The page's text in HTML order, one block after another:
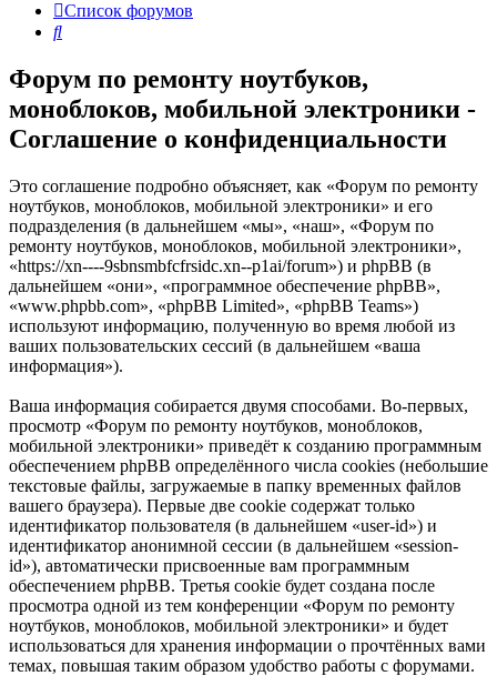
Список форумов
Поиск
Форум по ремонту ноутбуков,
моноблоков, мобильной электроники -
Соглашение о конфиденциальности
Это соглашение подробно объясняет, как «Форум по ремонту
ноутбуков, моноблоков, мобильной электроники» и его
подразделения (в дальнейшем «мы», «наш», «Форум по
ремонту ноутбуков, моноблоков, мобильной электроники»,
«https://xn----9sbnsmbfcfrsidc.xn--p1ai/forum») и phpBB (в
дальнейшем «они», «программное обеспечение phpBB»,
«www.phpbb.com», «phpBB Limited», «phpBB Teams»)
используют информацию, полученную во время любой из
ваших пользовательских сессий (в дальнейшем «ваша
информация»).
Ваша информация собирается двумя способами. Во-первых,
просмотр «Форум по ремонту ноутбуков, моноблоков,
мобильной электроники» приведёт к созданию программным
обеспечением phpBB определённого числа cookies (небольшие
текстовые файлы, загружаемые в папку временных файлов
вашего браузера). Первые две cookie содержат только
идентификатор пользователя (в дальнейшем «user-id») и
идентификатор анонимной сессии (в дальнейшем «session-
id»), автоматически присвоенные вам программным
обеспечением phpBB. Третья cookie будет создана после
просмотра одной из тем конференции «Форум по ремонту
ноутбуков, моноблоков, мобильной электроники» и будет
использоваться для хранения информации о прочтённых вами
темах, повышая таким образом удобство работы с форумами.